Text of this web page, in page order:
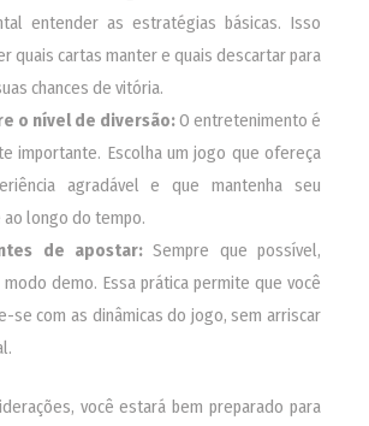
entender as estratégias básicas. Isso
quais cartas manter e quais descartar para
chances de vitória.
o nível de diversão:O entretenimento é
importante. Escolha um jogo que ofereça
agradável e que mantenha seu
longo do tempo.
de apostar:Sempre que possível,
demo. Essa prática permite que você
se com as dinâmicas do jogo, sem arriscar
você estará bem preparado para